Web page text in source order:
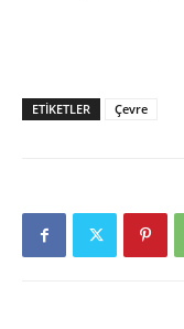
ETIKETLER Çevre